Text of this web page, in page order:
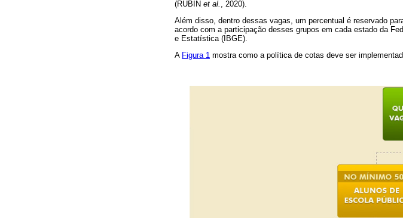
(RUBIN et al.
, 2020).
Além disso, dentro dessas vagas, um percentual é reservado
acordo com a participação desses grupos em cada estado da
e Estatística (IBGE).
A Figura 1 mostra como a política de cotas deve ser